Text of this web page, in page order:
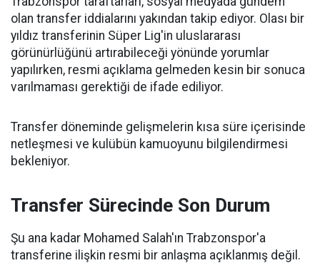
olan transfer iddialarını yakından takip ediyor. Olası bir
yıldız transferinin Süper Lig'in uluslararası
görünürlüğünü artırabileceği yönünde yorumlar
yapılırken, resmi açıklama gelmeden kesin bir sonuca
varılmaması gerektiği de ifade ediliyor.
Transfer döneminde gelişmelerin kısa süre içerisinde
netleşmesi ve kulübün kamuoyunu bilgilendirmesi
bekleniyor.
Transfer Sürecinde Son Durum
Şu ana kadar Mohamed Salah'ın Trabzonspor'a
transferine ilişkin resmi bir anlaşma açıklanmış değil.